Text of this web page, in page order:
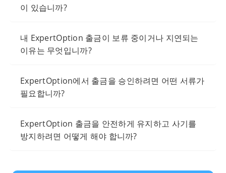
이 있습니까?
내 ExpertOption 출금이 보류 중이거나 지연되는
이유는 무엇입니까?
ExpertOption에서 출금을 승인하려면 어떤 서류가
필요합니까?
ExpertOption 출금을 안전하게 유지하고 사기를
방지하려면 어떻게 해야 합니까?